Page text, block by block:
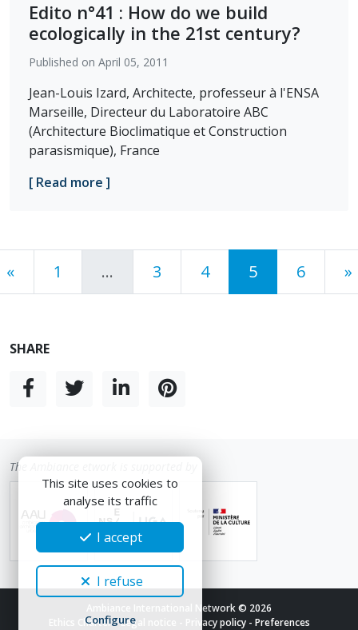
Edito n°41 : How do we build
ecologically in the 21st century?
Published on April 05, 2011
Jean-Louis Izard, Architecte, professeur à l'ENSA
Marseille, Directeur du Laboratoire ABC
(Architecture Bioclimatique et Construction
parasismique), France
[ Read more ]
« 1 … 3 4 5 6 »
SHARE
The Ambiance etwork is supported by
Ambiance International Network © 2026
Ethics Charter-Legal notice Privacy policy- Preferences
This site uses cookies to
analyse its traffic
I accept
I refuse
Configure